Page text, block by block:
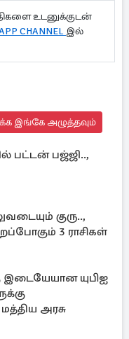
உடனுக்குடன்
CHANNEL இல்
இங்கே அழுத்தவும்
பட்டன் பஜ்ஜி..,
குரு..,
3 ராசிகள்
இடையேயான யுபிஐ
அரசு